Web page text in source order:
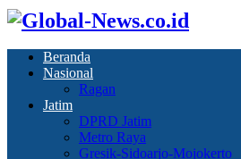
Beranda
Nasional
Ragan
Jatim
DPRD Jatim
Metro Raya
Gresik-Sidoarjo-Mojokerto